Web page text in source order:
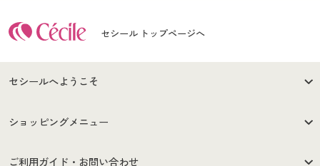
セシール トップページへ
セシールへようこそ
はじめての方へ
セシールご利用規約
ショッピングメニュー
商品カテゴリ
ご利用ガイド・お問い合わせ